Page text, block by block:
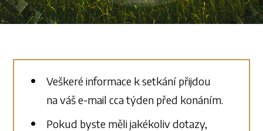
Veškeré informace k setkání přijdou
na váš e-mail cca týden před konáním.
Pokud byste měli jakékoliv dotazy,